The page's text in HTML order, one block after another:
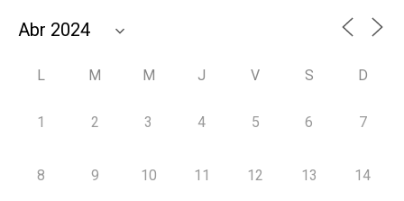
L M M J V S D
1 2 3 4 5 6 7
8 9 10 11 12 13 14